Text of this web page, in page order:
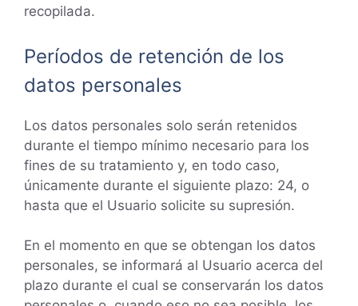
recopilada.
Períodos de retención de los
datos personales
Los datos personales solo serán retenidos
durante el tiempo mínimo necesario para los
fines de su tratamiento y, en todo caso,
únicamente durante el siguiente plazo: 24, o
hasta que el Usuario solicite su supresión.
En el momento en que se obtengan los datos
personales, se informará al Usuario acerca del
plazo durante el cual se conservarán los datos